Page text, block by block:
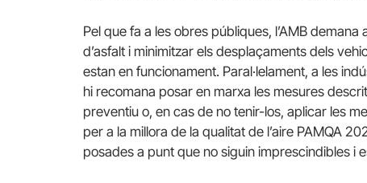
Pel que fa a les obres públiques, l’AMB
d’asfalt i minimitzar els desplaçaments dels
estan en funcionament. Paral·lelament, a les
hi recomana posar en marxa les mesures
preventiu o, en cas de no tenir-los, aplicar les
per a la millora de la qualitat de l’aire PAMQA
posades a punt que no siguin imprescindibles i